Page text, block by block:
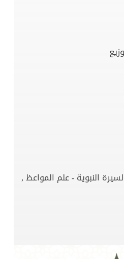
النبوية - علم المواعظ ,